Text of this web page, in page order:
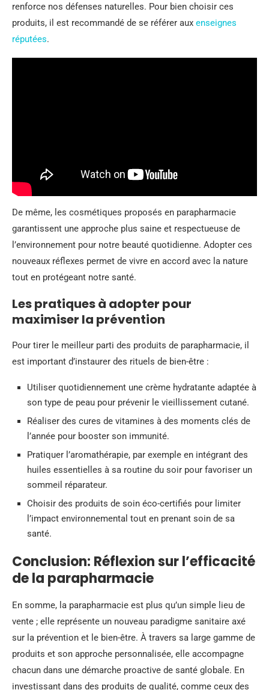
renforce nos défenses naturelles. Pour bien choisir ces
produits, il est recommandé de se référer aux enseignes
réputées.
De même, les cosmétiques proposés en parapharmacie
garantissent une approche plus saine et respectueuse de
l’environnement pour notre beauté quotidienne. Adopter ces
nouveaux réflexes permet de vivre en accord avec la nature
tout en protégeant notre santé.
Les pratiques à adopter pour
maximiser la prévention
Pour tirer le meilleur parti des produits de parapharmacie, il
est important d’instaurer des rituels de bien-être :
Utiliser quotidiennement une crème hydratante adaptée à
son type de peau pour prévenir le vieillissement cutané.
Réaliser des cures de vitamines à des moments clés de
l’année pour booster son immunité.
Pratiquer l’aromathérapie, par exemple en intégrant des
huiles essentielles à sa routine du soir pour favoriser un
sommeil réparateur.
Choisir des produits de soin éco-certifiés pour limiter
l’impact environnemental tout en prenant soin de sa
santé.
Conclusion: Réflexion sur l’efficacité
de la parapharmacie
En somme, la parapharmacie est plus qu’un simple lieu de
vente ; elle représente un nouveau paradigme sanitaire axé
sur la prévention et le bien-être. À travers sa large gamme de
produits et son approche personnalisée, elle accompagne
chacun dans une démarche proactive de santé globale. En
investissant dans des produits de qualité, comme ceux des